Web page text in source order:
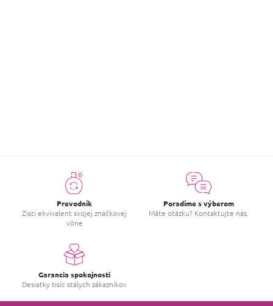
Prevodník
Zisti ekvivalent svojej značkovej
vône
Poradíme s výberom
Máte otázku? Kontaktujte nás.
Garancia spokojnosti
Desiatky tisíc stálych zákazníkov